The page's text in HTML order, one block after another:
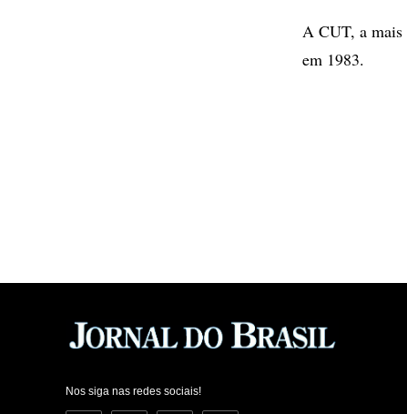
A CUT, a mais
em 1983.
Nos siga nas redes sociais!